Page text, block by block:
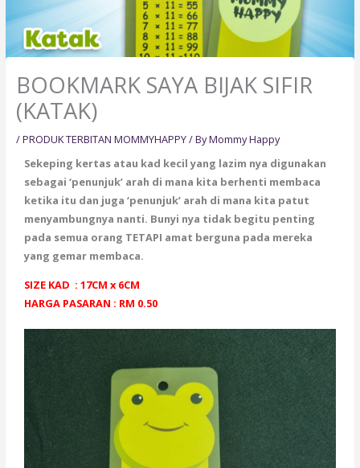
BOOKMARK SAYA BIJAK SIFIR
(KATAK)
/PRODUK TERBITAN MOMMYHAPPY/ ByMommy Happy
Sekeping kertas atau kad kecil yang lazim nya digunakan
sebagai ‘penunjuk’ arah di mana kita berhenti membaca
ketika itu dan juga ‘penunjuk’ arah di mana kita patut
menyambungnya nanti. Bunyi nya tidak begitu penting
pada semua orang TETAPI amat berguna pada mereka
yang gemar membaca.
SIZE KAD : 17CM x 6CM
HARGA PASARAN : RM 0.50